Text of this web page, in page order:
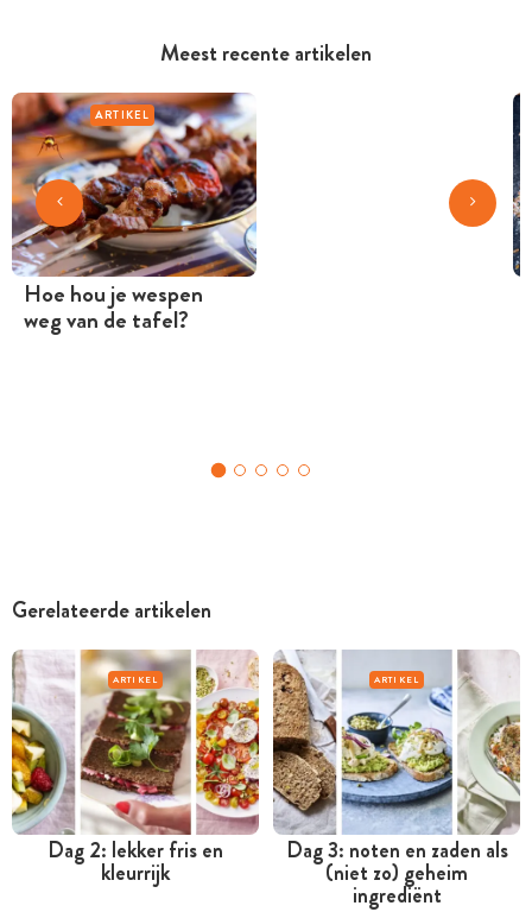
Meest recente artikelen
ARTIKEL
Hoe hou je wespen
weg van de tafel?
Gerelateerde artikelen
ARTIKEL
Dag 2: lekker fris en
kleurrijk
ARTIKEL
Dag 3: noten en zaden als
(niet zo) geheim
ingrediënt